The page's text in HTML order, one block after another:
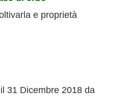
e proprietà
31 Dicembre 2018 da